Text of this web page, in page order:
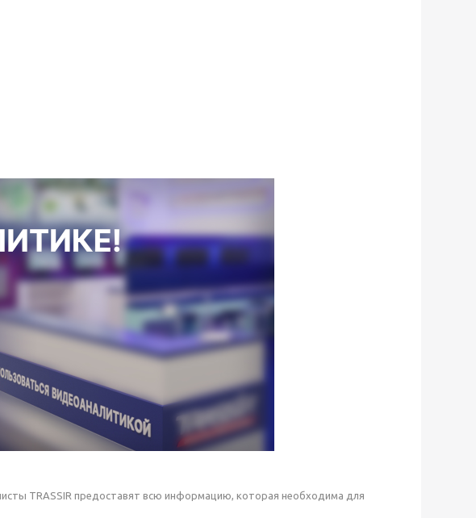
TRASSIR предоставят всю информацию, которая необходима для